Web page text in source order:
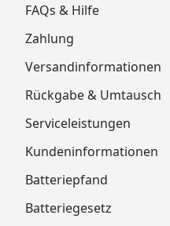
FAQs & Hilfe
Zahlung
Versandinformationen
Rückgabe & Umtausch
Serviceleistungen
Kundeninformationen
Batteriepfand
Batteriegesetz